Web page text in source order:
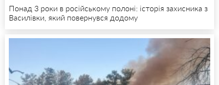
Понад 3 роки в російському полоні: історія захисника з
Василівки, який повернувся додому